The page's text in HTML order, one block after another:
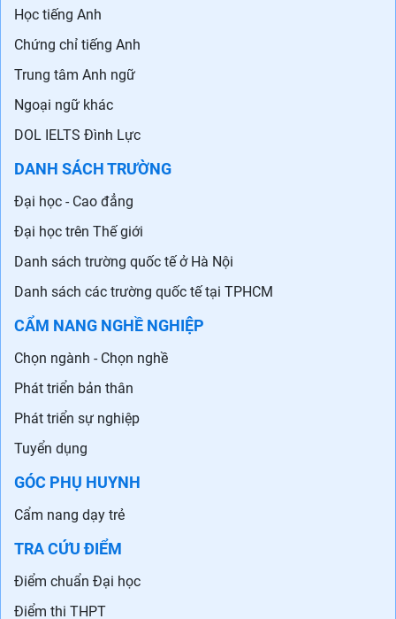
Học tiếng Anh
Chứng chỉ tiếng Anh
Trung tâm Anh ngữ
Ngoại ngữ khác
DOL IELTS Đình Lực
DANH SÁCH TRƯỜNG
Đại học - Cao đẳng
Đại học trên Thế giới
Danh sách trường quốc tế ở Hà Nội
Danh sách các trường quốc tế tại TPHCM
CẨM NANG NGHỀ NGHIỆP
Chọn ngành - Chọn nghề
Phát triển bản thân
Phát triển sự nghiệp
Tuyển dụng
GÓC PHỤ HUYNH
Cẩm nang dạy trẻ
TRA CỨU ĐIỂM
Điểm chuẩn Đại học
Điểm thi THPT